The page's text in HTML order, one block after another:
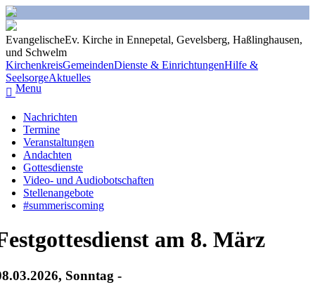
EvangelischeEv. Kirche in Ennepetal, Gevelsberg, Haßlinghausen,
und Schwelm
KirchenkreisGemeindenDienste & EinrichtungenHilfe &
SeelsorgeAktuelles
 Menu
Nachrichten
Termine
Veranstaltungen
Andachten
Gottesdienste
Video- und Audiobotschaften
Stellenangebote
#summeriscoming
am 8. März
Sonntag -